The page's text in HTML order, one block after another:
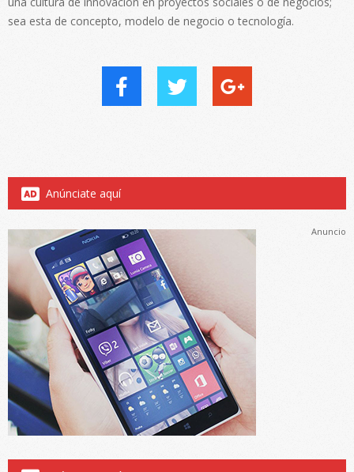
sea esta de concepto, modelo de negocio o tecnología.
Anúnciate aquí
Anuncio